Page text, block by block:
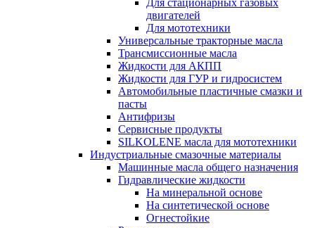
Для стационарных газовых
двигателей
Для мототехники
Универсальные тракторные масла
Трансмиссионные масла
Жидкости для АКПП
Жидкости для ГУР и гидросистем
Автомобильные пластичные смазки и
пасты
Антифризы
Сервисные продукты
SILKOLENE масла для мототехники
Индустриальные смазочные материалы
Машинные масла общего назначения
Гидравлические жидкости
На минеральной основе
На синтетической основе
Огнестойкие